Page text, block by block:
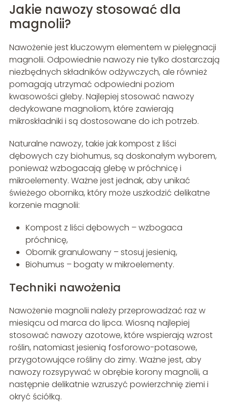
Jakie nawozy stosować dla
magnolii?
Nawożenie jest kluczowym elementem w pielęgnacji
magnolii. Odpowiednie nawozy nie tylko dostarczają
niezbędnych składników odżywczych, ale również
pomagają utrzymać odpowiedni poziom
kwasowości gleby. Najlepiej stosować nawozy
dedykowane magnoliom, które zawierają
mikroskładniki i są dostosowane do ich potrzeb.
Naturalne nawozy, takie jak kompost z liści
dębowych czy biohumus, są doskonałym wyborem,
ponieważ wzbogacają glebę w próchnicę i
mikroelementy. Ważne jest jednak, aby unikać
świeżego obornika, który może uszkodzić delikatne
korzenie magnolii:
Kompost z liści dębowych – wzbogaca
próchnicę,
Obornik granulowany – stosuj jesienią,
Biohumus – bogaty w mikroelementy.
Techniki nawożenia
Nawożenie magnolii należy przeprowadzać raz w
miesiącu od marca do lipca. Wiosną najlepiej
stosować nawozy azotowe, które wspierają wzrost
roślin, natomiast jesienią fosforowo-potasowe,
przygotowujące rośliny do zimy. Ważne jest, aby
nawozy rozsypywać w obrębie korony magnolii, a
następnie delikatnie wzruszyć powierzchnię ziemi i
okryć ściółką.